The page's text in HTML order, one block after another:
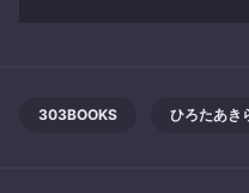
303BOOKS ひろたあき